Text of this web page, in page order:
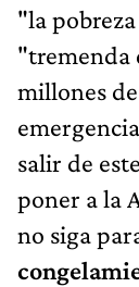
"la
"tremenda
millones
salir de
poner a la
no siga